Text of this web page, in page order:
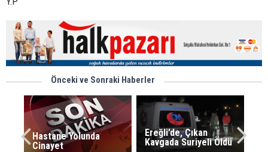
Önceki ve Sonraki Haberler
Hastane Yolunda
Cinayet
Ereğli’de, Çıkan
Kavgada Suriyeli Öldü